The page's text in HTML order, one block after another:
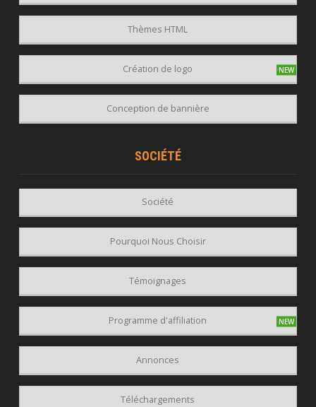
Thèmes HTML
Création de logo
Conception de bannière
SOCIÉTÉ
Société
Pourquoi Nous Choisir
Témoignages
Programme d'affiliation
Annonces
Téléchargements